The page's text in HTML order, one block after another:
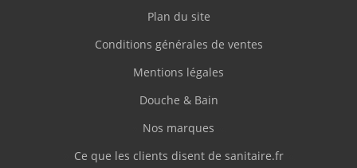
laisse un intervalle entre la partie
laisser passer l'eau"
Plan du site
Conditions générales de ventes
Mentions légales
Douche & Bain
Nos marques
Ce que les clients disent de sanitaire.fr